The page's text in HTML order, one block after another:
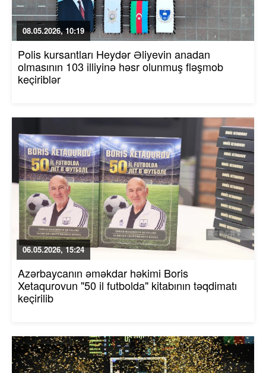
08.05.2026, 10:19
Polis kursantları Heydər Əliyevin anadan
olmasının 103 illiyinə həsr olunmuş fləşmob
keçiriblər
06.05.2026, 15:24
Azərbaycanın əməkdar həkimi Boris
Xetaqurovun "50 il futbolda" kitabının təqdimatı
keçirilib